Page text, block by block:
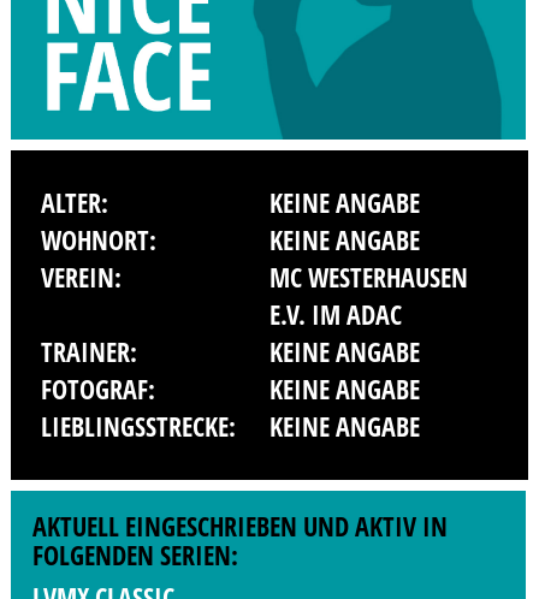
ALTER:
KEINE ANGABE
WOHNORT:
KEINE ANGABE
VEREIN:
MC WESTERHAUSEN
E.V. IM ADAC
TRAINER:
KEINE ANGABE
FOTOGRAF:
KEINE ANGABE
LIEBLINGSSTRECKE:
KEINE ANGABE
AKTUELL EINGESCHRIEBEN UND AKTIV IN
FOLGENDEN SERIEN: